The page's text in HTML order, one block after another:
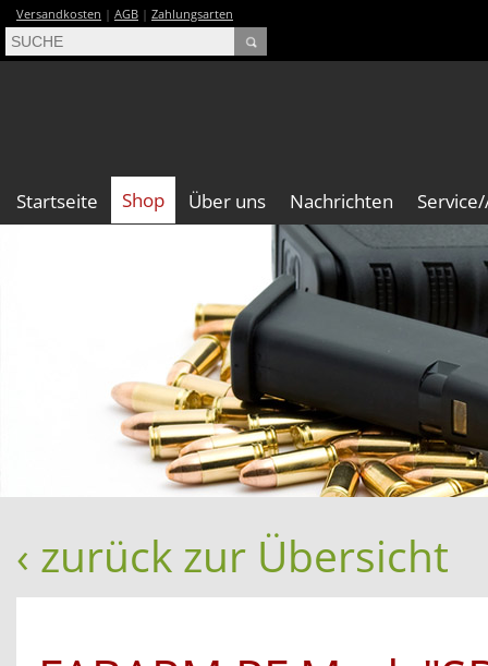
Versandkosten | AGB | Zahlungsarten
Startseite Shop Über uns Nachrichten
‹ zurück zur Übersicht